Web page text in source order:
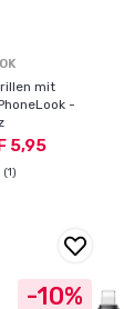
mit
-
5,95
(1)
-10%